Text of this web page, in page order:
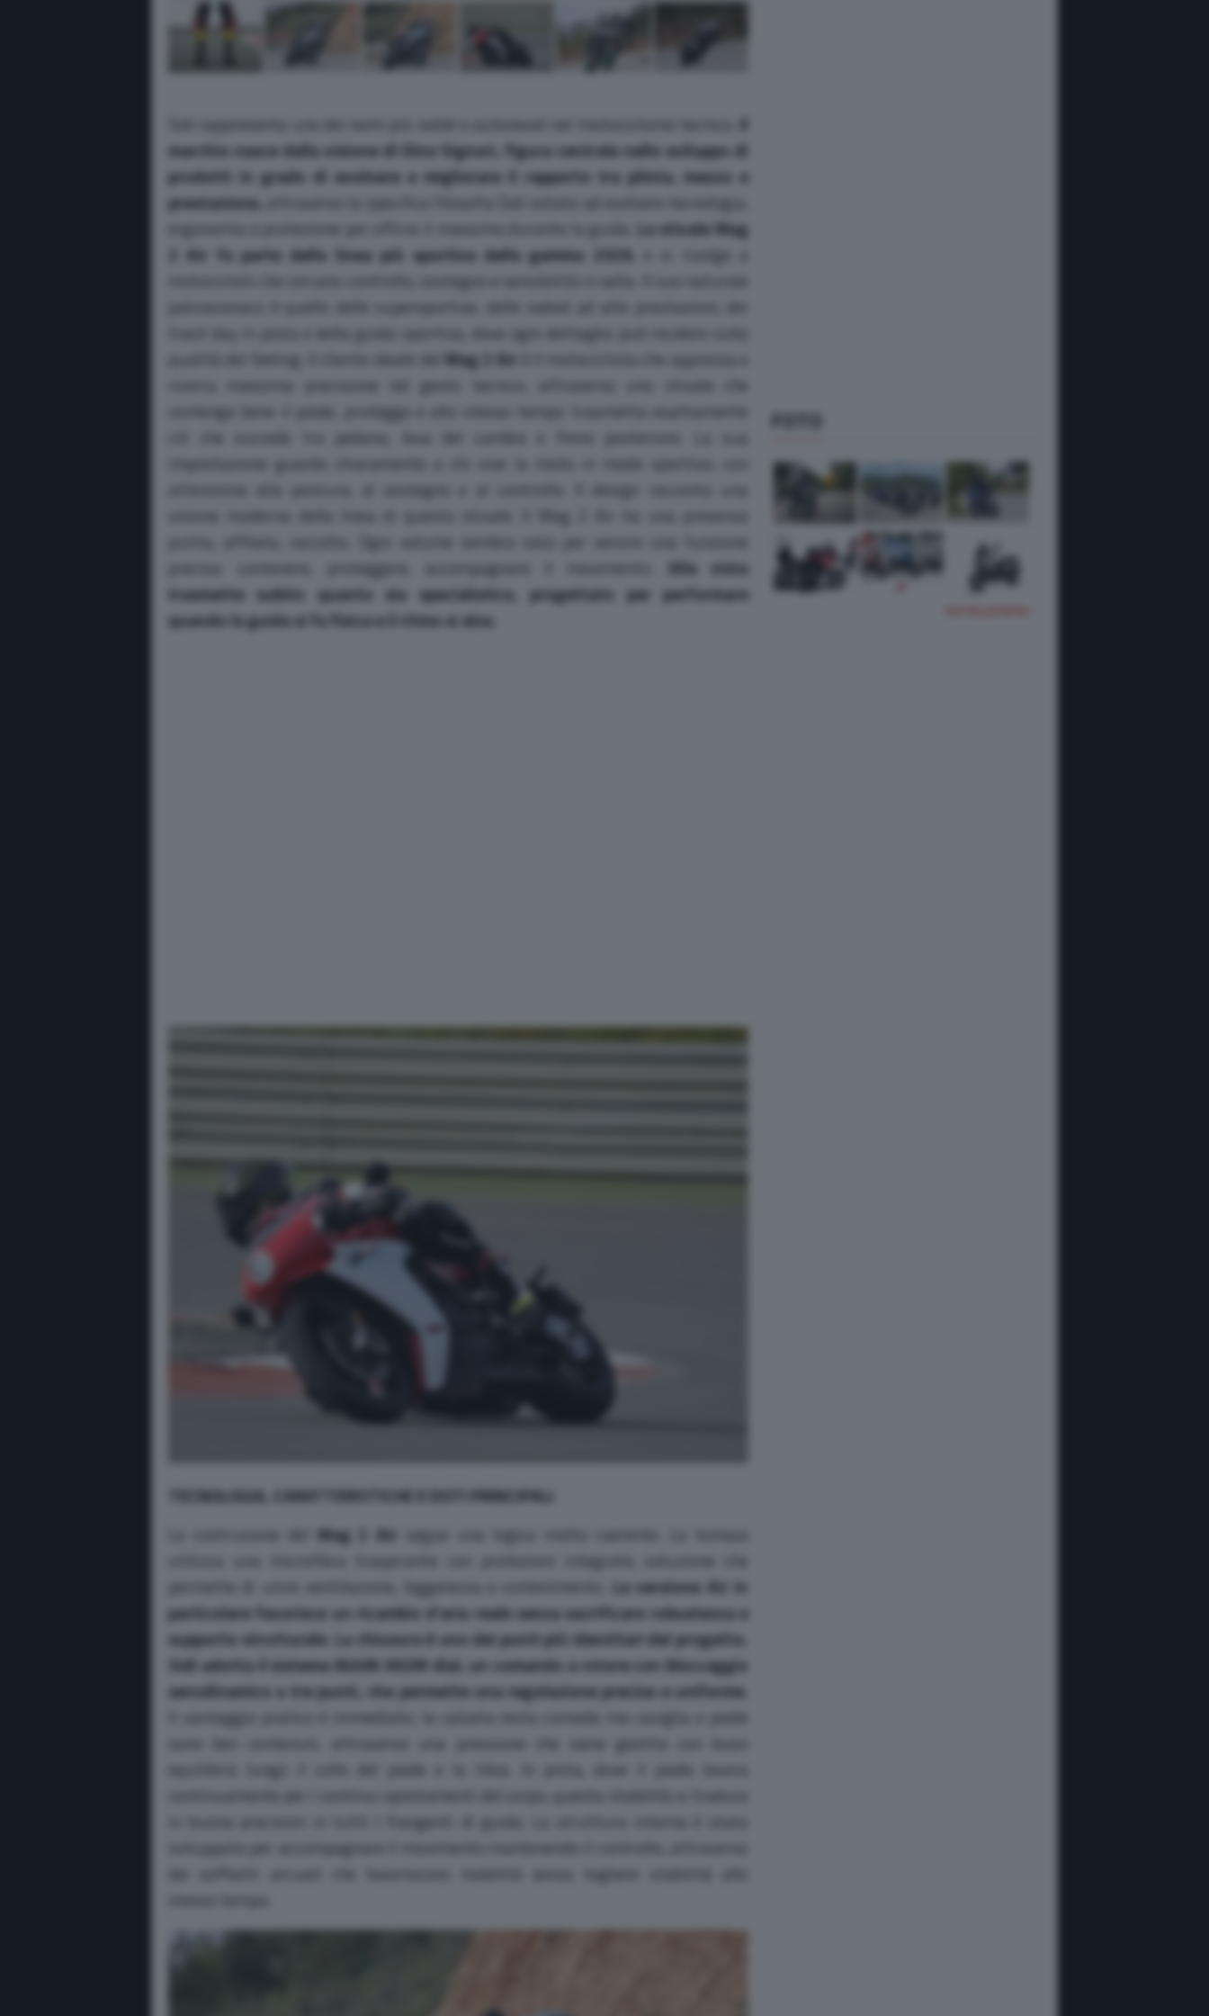
Sidi rappresenta uno dei nomi più solidi e autorevoli nel motociclismo tecnico.
marchio nasce dalla visione di Dino Signori, figura centrale nello sviluppo di
prodotti in grado di evolvere e migliorare il rapporto tra pilota, mezzo e
prestazione,
attraverso la specifica filosofia Sidi votata ad evolvere tecnologia,
ergonomia e protezione per offrire il massimo durante la guida.
Lo stivale Mag
2 Air fa parte della linea più sportiva della gamma 2026 , e si rivolge a
motociclisti che cercano controllo, sostegno e sensibilità in sella. Il suo naturale
palcoscenoco è quello delle supersportive, delle naked ad alte prestazioni, dei
track day in pista e della guida sportiva, dove ogni dettaglio può incidere sulla
qualità del feeling. Il cliente ideale del Mag 2 Air
è il motociclista che apprezza e
ricerca massima precisione nel gesto tecnico, attraverso uno stivale che
contenga bene il piede, protegga e allo stesso tempo trasmetta esattamente
ciò che succede tra pedana, leva del cambio e freno posteriore. La sua
impostazione guarda chiaramente a chi vive la moto in modo sportivo, con
attenzione alla postura, al sostegno e al controllo. Il design racconta una
visione moderna della linea di questo stivale. Il Mag 2 Air ha una presenza
pulita, affilata, raccolta. Ogni volume sembra nato per servire una funzione
precisa: contenere, proteggere, accompagnare il movimento.
Alla vista
trasmette subito quanto sia specialistico, progettato per performare
quando la guida si fa fisica e il ritmo si alza.
TECNOLOGIA, CARATTERISTICHE E DOTI PRINCIPALI
Mag 2 Air
segue una logica molto coerente. La tomaia
utilizza una microfibra traspirante con protezioni integrate, soluzione che
permette di unire ventilazione, leggerezza e contenimento.
La versione Air in
particolare favorisce un ricambio d’aria reale senza sacrificare robustezza e
supporto strutturale. La chiusura è uno dei punti più identitari del progetto.
Sidi adotta il sistema NUUN 002M dial, un comando a rotore con bloccaggio
aerodinamico a tre punti, che permette una regolazione precisa e uniforme
Il vantaggio pratico è immediato: la calzata resta comoda ma caviglia e piede
sono ben contenuti, attraverso una pressione che viene gestita con buon
equilibrio lungo il collo del piede e la tibia. In pista, dove il piede lavora
continuamente per I continui spostamenti del corpo, questa stabilità si traduce
in buona precision in tutti I frangenti di guida. La struttura interna è stata
sviluppata per accompagnare il movimento mantenendo il controllo, attraverso
dei soffietti arcuati che favoriscono mobilità senza togliere stabilità allo
stesso tempo.
FOTO